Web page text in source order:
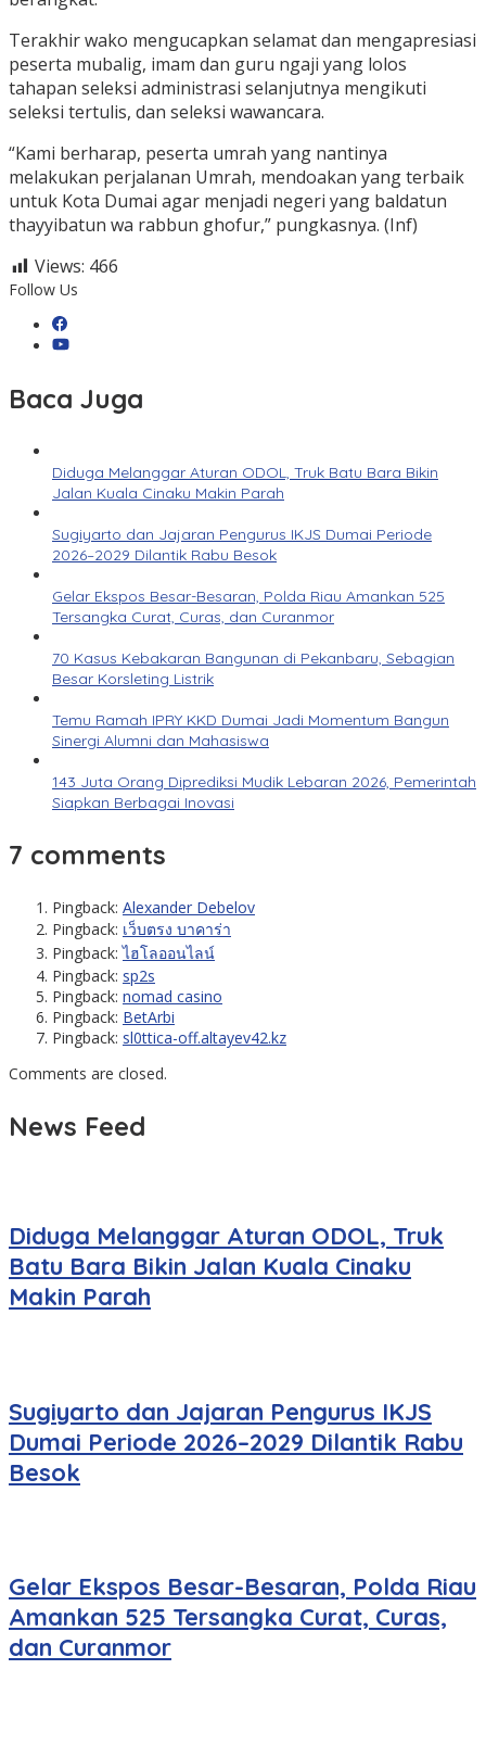
Terakhir wako mengucapkan selamat dan mengapresiasi
peserta mubalig, imam dan guru ngaji yang lolos
tahapan seleksi administrasi selanjutnya mengikuti
seleksi tertulis, dan seleksi wawancara.
“Kami berharap, peserta umrah yang nantinya
melakukan perjalanan Umrah, mendoakan yang terbaik
untuk Kota Dumai agar menjadi negeri yang baldatun
thayyibatun wa rabbun ghofur,” pungkasnya. (Inf)
Views: 466
Follow Us
Baca Juga
Diduga Melanggar Aturan ODOL, Truk Batu Bara Bikin
Jalan Kuala Cinaku Makin Parah
Sugiyarto dan Jajaran Pengurus IKJS Dumai Periode
2026–2029 Dilantik Rabu Besok
Gelar Ekspos Besar-Besaran, Polda Riau Amankan 525
Tersangka Curat, Curas, dan Curanmor
70 Kasus Kebakaran Bangunan di Pekanbaru, Sebagian
Besar Korsleting Listrik
Temu Ramah IPRY KKD Dumai Jadi Momentum Bangun
Sinergi Alumni dan Mahasiswa
143 Juta Orang Diprediksi Mudik Lebaran 2026, Pemerintah
Siapkan Berbagai Inovasi
7 comments
Pingback: Alexander Debelov
Pingback: เว็บตรง บาคาร่า
Pingback:ไฮโลออนไลน์
Pingback: sp2s
Pingback: nomad casino
Pingback: BetArbi
Pingback: sl0ttica-off.altayev42.kz
Comments are closed.
News Feed
Diduga Melanggar Aturan ODOL, Truk
Batu Bara Bikin Jalan Kuala Cinaku
Makin Parah
Sugiyarto dan Jajaran Pengurus IKJS
Dumai Periode 2026–2029 Dilantik Rabu
Besok
Gelar Ekspos Besar-Besaran, Polda Riau
Amankan 525 Tersangka Curat, Curas,
dan Curanmor